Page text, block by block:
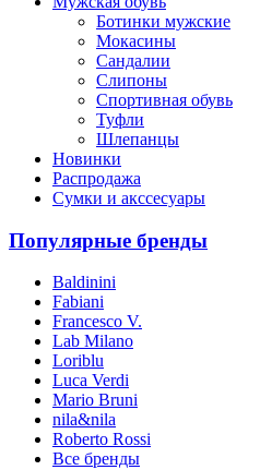
Ботинки мужские
Мокасины
Сандалии
Слипоны
Спортивная обувь
Туфли
Шлепанцы
Новинки
Распродажа
Сумки и акссесуары
Популярные бренды
Baldinini
Fabiani
Francesco V.
Lab Milano
Loriblu
Luca Verdi
Mario Bruni
nila&nila
Roberto Rossi
Все бренды